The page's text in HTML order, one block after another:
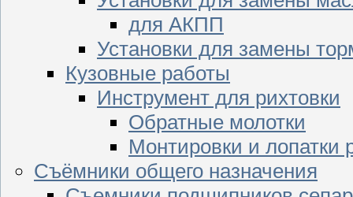
для АКПП
Установки для замены
Кузовные работы
Инструмент для рихтовки
Обратные молотки
Монтировки и лопатки
Съёмники общего назначения